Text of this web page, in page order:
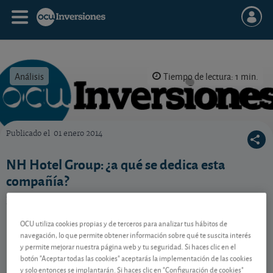
Análisis Tiempo de lectura: 1 min.
Publicado el 01 enero 2014
NH Hotel Group: ¿a qué se dedica esta
compañía?
Contenido reservado a SOCIOS
OCU utiliza cookies propias y de terceros para analizar tus hábitos de
navegación, lo que permite obtener información sobre qué te suscita interés
y permite mejorar nuestra página web y tu seguridad. Si haces clic en el
botón "Aceptar todas las cookies" aceptarás la implementación de las cookies
y solo entonces se implantarán. Si haces clic en "Configuración de cookies"